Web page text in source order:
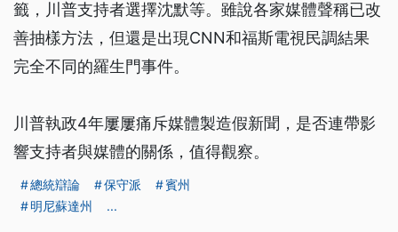
籤，川普支持者選擇沈默等。雖說各家媒體聲稱已改
善抽樣方法，但還是出現CNN和福斯電視民調結果
完全不同的羅生門事件。
川普執政4年屢屢痛斥媒體製造假新聞，是否連帶影
響支持者與媒體的關係，值得觀察。
總統辯論 保守派
賓州
明尼蘇達州
...